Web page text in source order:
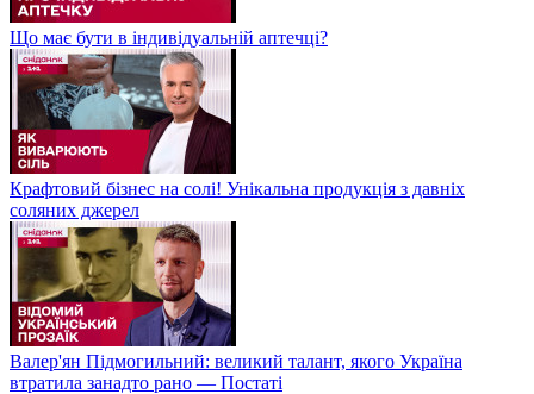
Що має бути в індивідуальній аптечці?
Крафтовий бізнес на солі! Унікальна продукція з давніх
соляних джерел
Валер'ян Підмогильний: великий талант, якого Україна
втратила занадто рано — Постаті